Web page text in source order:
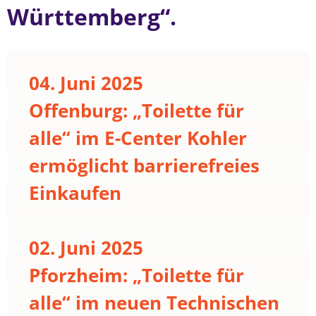
Württemberg“.
04. Juni 2025
Offenburg: „Toilette für
alle“ im E-Center Kohler
ermöglicht barrierefreies
Einkaufen
02. Juni 2025
Pforzheim: „Toilette für
alle“ im neuen Technischen